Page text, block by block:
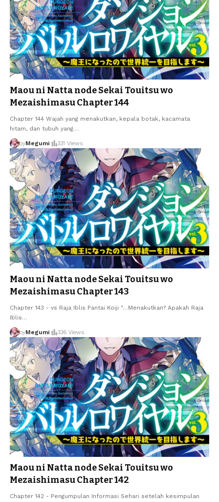
Maou ni Natta node Sekai Touitsu wo
Mezaishimasu Chapter 144
Chapter 144 Wajah yang menakutkan, kepala botak, kacamata
hitam, dan tubuh yang…
byMegumi 331 Views
Maou ni Natta node Sekai Touitsu wo
Mezaishimasu Chapter 143
Chapter 143 - vs Raja Iblis Pantai Koiji "…Menakutkan? Apakah Raja
Iblis…
byMegumi 336 Views
Maou ni Natta node Sekai Touitsu wo
Mezaishimasu Chapter 142
Chapter 142 - Pengumpulan Informasi Sehari setelah kesimpulan